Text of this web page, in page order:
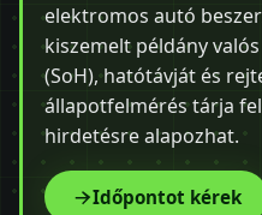
elektromos autó
kiszemelt példány
(SoH), hatótávját és
állapotfelmérés tárja
hirdetésre alapozhat.
Időpontot kérek